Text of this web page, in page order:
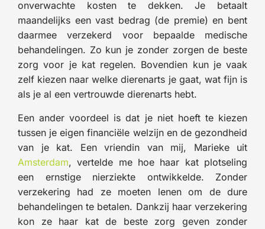
onverwachte kosten te dekken. Je betaalt
maandelijks een vast bedrag (de premie) en bent
daarmee verzekerd voor bepaalde medische
behandelingen. Zo kun je zonder zorgen de beste
zorg voor je kat regelen. Bovendien kun je vaak
zelf kiezen naar welke dierenarts je gaat, wat fijn is
als je al een vertrouwde dierenarts hebt.
Een ander voordeel is dat je niet hoeft te kiezen
tussen je eigen financiële welzijn en de gezondheid
van je kat. Een vriendin van mij, Marieke uit
Amsterdam, vertelde me hoe haar kat plotseling
een ernstige nierziekte ontwikkelde. Zonder
verzekering had ze moeten lenen om de dure
behandelingen te betalen. Dankzij haar verzekering
kon ze haar kat de beste zorg geven zonder